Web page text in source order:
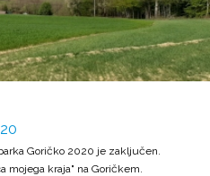
Goričko 2020 je zaključen.
mojega kraja" na Goričkem.